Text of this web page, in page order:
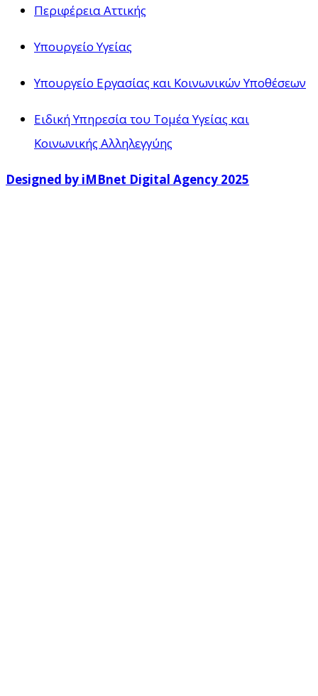
Περιφέρεια Αττικής
Υπουργείο Υγείας
Υπουργείο Εργασίας και Κοινωνικών Υποθέσεων
Ειδική Υπηρεσία του Τομέα Υγείας και
Κοινωνικής Αλληλεγγύης
Designed by iMBnet Digital Agency 2025